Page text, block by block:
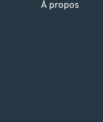
À propos